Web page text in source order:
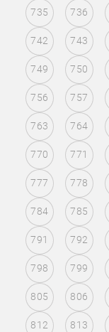
735 736
742 743
749 750
756 757
763 764
770 771
777 778
784 785
791 792
798 799
805 806
812 813